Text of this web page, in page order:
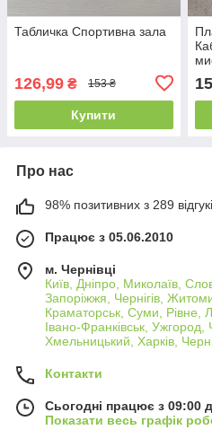
Табличка Спортивна зала
126,99 ₴ 153 ₴
Купити
Про нас
98% позитивних з 289
Працює з 05.06.2010
м. Чернівці
Київ, Дніпро, Миколаїв,
Запоріжжя, Чернігів,
Краматорськ, Суми, Рівне,
Івано-Франківськ, Ужгород,
Хмельницький, Харків,
Контакти
Сьогодні працює з 09:00
Показати весь графік